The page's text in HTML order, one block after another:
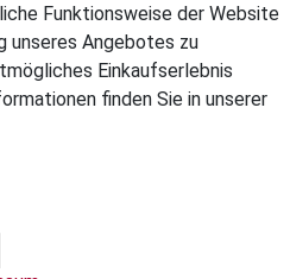
Funktionsweise der Website
unseres Angebotes zu
Einkaufserlebnis
finden Sie in unserer